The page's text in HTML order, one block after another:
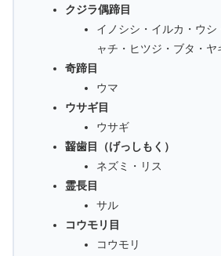
クジラ偶蹄目
イノシシ・イルカ・ウ
ャチ・ヒツジ・ブタ・ヤ
奇蹄目
ウマ
ウサギ目
ウサギ
齧歯目（げっしもく）
ネズミ・リス
霊長目
サル
コウモリ目
コウモリ